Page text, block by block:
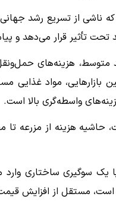
ناشی از تسریع رشد
تحت تأثیر قرار می‌دهد و
متوسط، هزینه‌های
بازارهایی، مواد
واسطه‌گری بالا است.
هزینه از مزرعه تا
یک سوگیری ساختاری
است، مستقل از افزایش